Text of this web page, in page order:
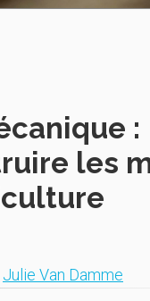
:
les
Julie Van Damme